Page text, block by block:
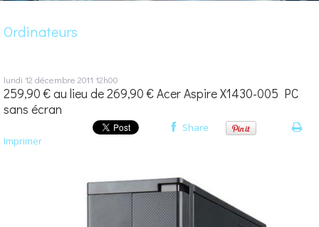
Ordinateurs
lundi 12 décembre 2011 12h00
259,90 € au lieu de 269,90 € Acer Aspire X1430-005 PC
sans écran
Share
Imprimer